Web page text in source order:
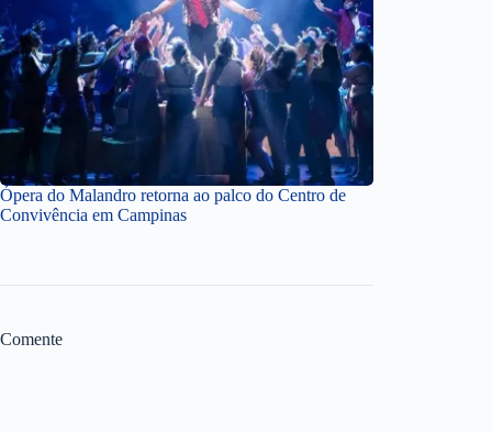
Ópera do Malandro retorna ao palco do Centro de
Convivência em Campinas
Comente